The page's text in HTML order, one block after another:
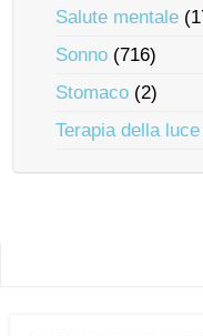
Salute mentale
Sonno (716)
Stomaco (2)
Terapia della luce